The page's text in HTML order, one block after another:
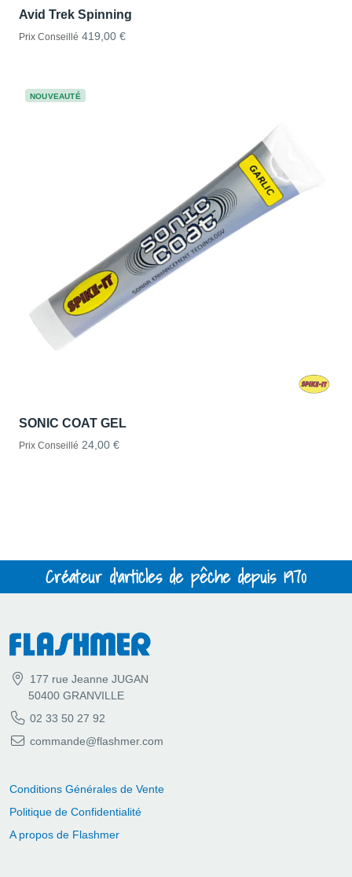
Avid Trek Spinning
Prix Conseillé 419,00 €
NOUVEAUTÉ
SONIC COAT GEL
Prix Conseillé 24,00 €
Créateur d'articles de pêche depuis 1970
177 rue Jeanne JUGAN
50400 GRANVILLE
02 33 50 27 92
commande@flashmer.com
Conditions Générales de Vente
Politique de Confidentialité
A propos de Flashmer